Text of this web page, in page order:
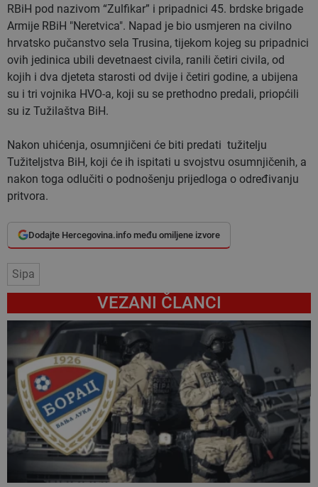
RBiH pod nazivom “Zulfikar” i pripadnici 45. brdske brigade
Armije RBiH "Neretvica". Napad je bio usmjeren na civilno
hrvatsko pučanstvo sela Trusina, tijekom kojeg su pripadnici
ovih jedinica ubili devetnaest civila, ranili četiri civila, od
kojih i dva djeteta starosti od dvije i četiri godine, a ubijena
su i tri vojnika HVO-a, koji su se prethodno predali, priopćili
su iz Tužilaštva BiH.
Nakon uhićenja, osumnjičeni će biti predati tužitelju
Tužiteljstva BiH, koji će ih ispitati u svojstvu osumnjičenih, a
nakon toga odlučiti o podnošenju prijedloga o određivanju
pritvora.
Dodajte Hercegovina.info među omiljene izvore
Sipa
VEZANI ČLANCI